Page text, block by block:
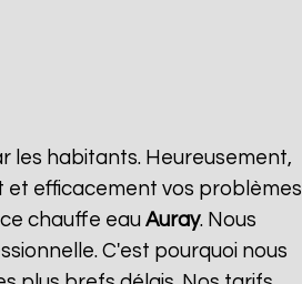
les habitants. Heureusement,
et efficacement vos problèmes
chauffe eau Auray. Nous
C'est pourquoi nous